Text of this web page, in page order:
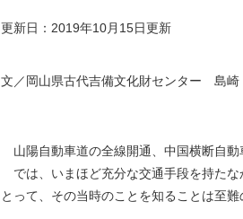
更新日：2019年10月15日更新
文／岡山県古代吉備文化財センター 島
山陽自動車道の全線開通、中国横断自動
では、いまほど充分な交通手段を持たな
とって、その当時のことを知ることは至難